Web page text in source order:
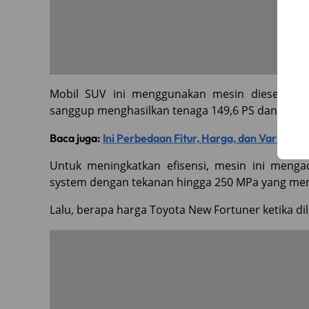
Mobil SUV ini menggunakan mesin diesel
sanggup menghasilkan tenaga 149,6 PS dan torsi
Baca juga: Ini Perbedaan Fitur, Harga, dan Varian
Untuk meningkatkan efisensi, mesin ini
system dengan tekanan hingga 250 MPa yang
Lalu, berapa harga Toyota New Fortuner ketika